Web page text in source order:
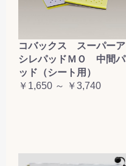
コバックス スーパーア
シレパッドＭＯ 中間パ
ッド（シート用）
￥1,650 ～ ￥3,740